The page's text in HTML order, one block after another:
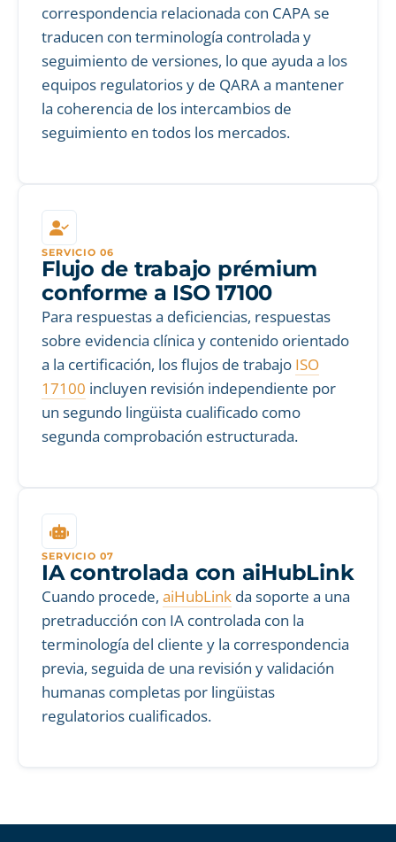
correspondencia relacionada con CAPA se
traducen con terminología controlada y
seguimiento de versiones, lo que ayuda a los
equipos regulatorios y de QARA a mantener
la coherencia de los intercambios de
seguimiento en todos los mercados.
SERVICIO 06
Flujo de trabajo prémium
conforme a ISO 17100
Para respuestas a deficiencias, respuestas
sobre evidencia clínica y contenido orientado
a la certificación, los flujos de trabajo ISO
17100 incluyen revisión independiente por
un segundo lingüista cualificado como
segunda comprobación estructurada.
SERVICIO 07
IA controlada con aiHubLink
Cuando procede, aiHubLink da soporte a una
pretraducción con IA controlada con la
terminología del cliente y la correspondencia
previa, seguida de una revisión y validación
humanas completas por lingüistas
regulatorios cualificados.